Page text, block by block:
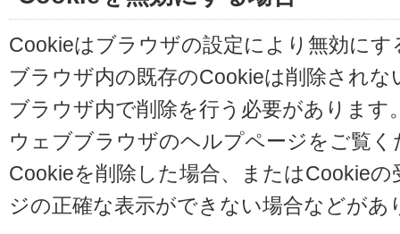
Cookieはブラウザの設定により無効に
ブラウザ内の既存のCookieは削除され
ブラウザ内で削除を行う必要があります
ウェブブラウザのヘルプページをご覧く
Cookieを削除した場合、またはCookie
ジの正確な表示ができない場合などが